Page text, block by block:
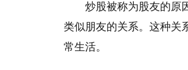
炒股被称为股友的原
类似朋友的关系。‌这种关
常生活。